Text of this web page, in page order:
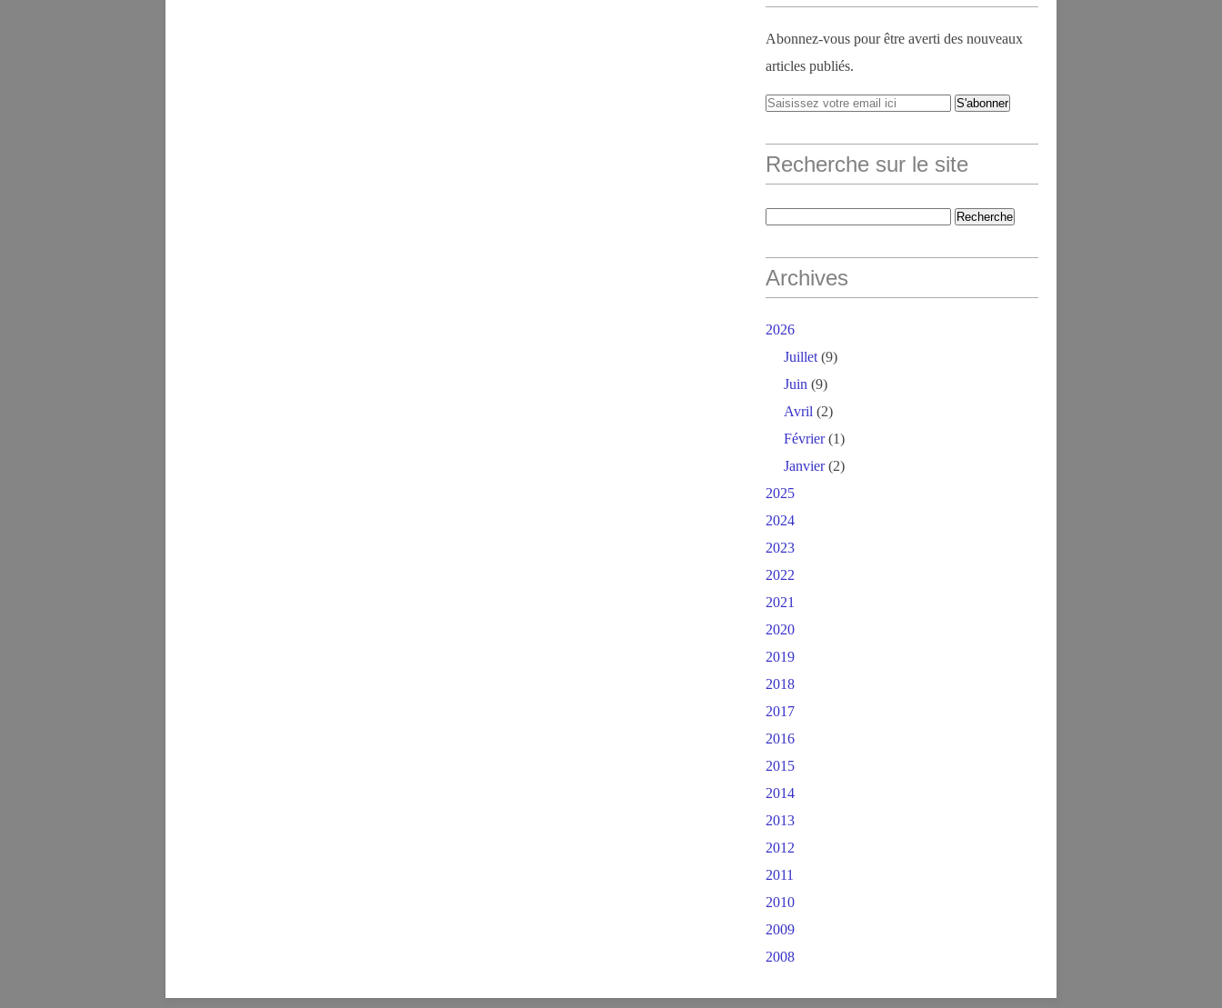
Abonnez-vous pour être averti des nouveaux
articles publiés.
Recherche sur le site
Archives
2026
Juillet (9)
Juin (9)
Avril (2)
Février(1)
Janvier(2)
2025
2024
2023
2022
2021
2020
2019
2018
2017
2016
2015
2014
2013
2012
2011
2010
2009
2008